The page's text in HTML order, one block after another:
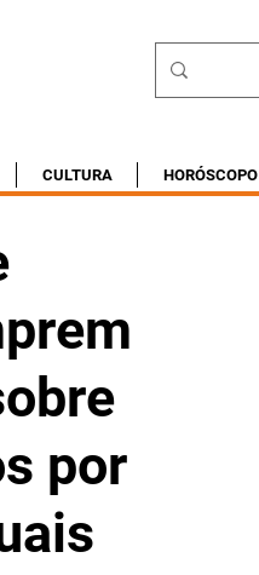
CULTURA HORÓSCOPO
por